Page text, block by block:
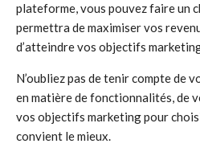
plateforme, vous pouvez faire un
permettra de maximiser vos
d’atteindre vos objectifs
N’oubliez pas de tenir compte de
en matière de fonctionnalités, de
vos objectifs marketing pour
convient le mieux.